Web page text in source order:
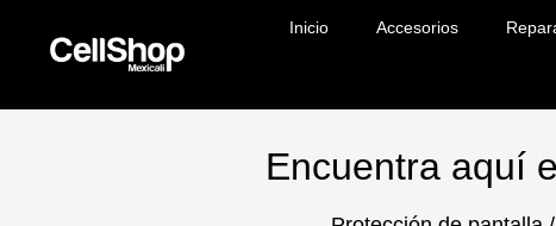
Inicio Accesorios
Encuentra aquí